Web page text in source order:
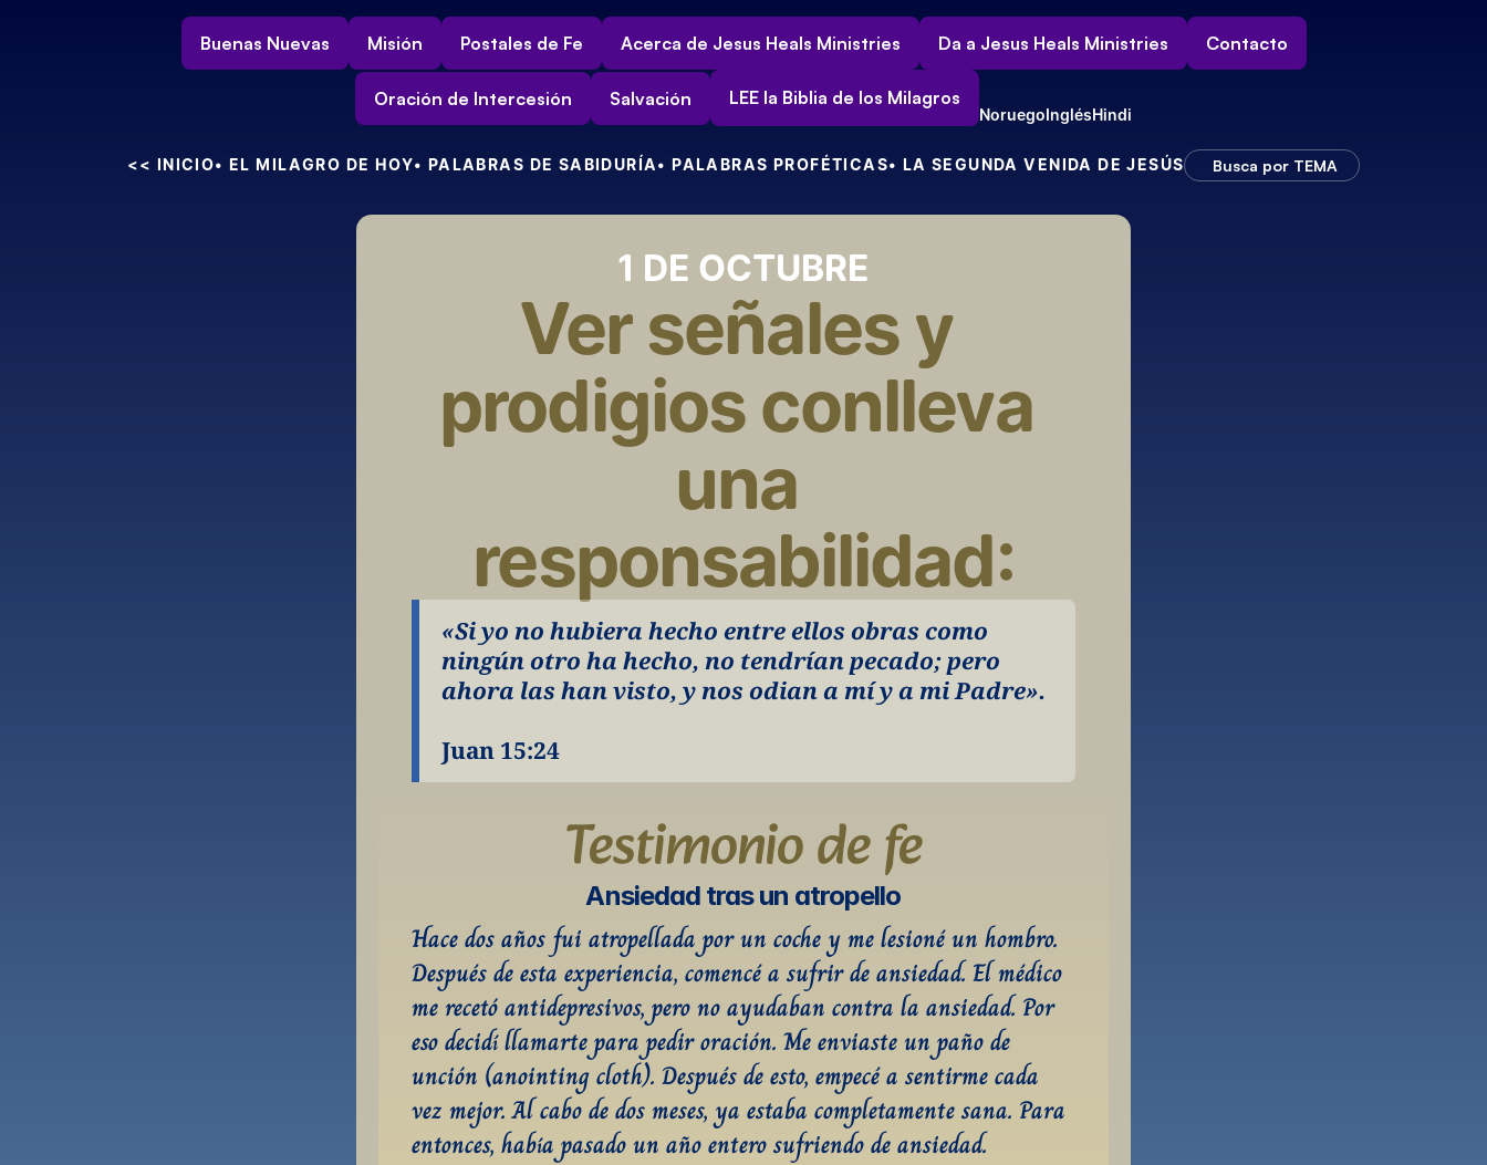
Buenas Nuevas Misión Postales de Fe Acerca de Jesus Heals Ministries Da a Jesus Heals Ministries Contacto
Oración de Intercesión Salvación LEE la Biblia de los Milagros
NoruegoInglésHindi
<< INICIO• EL MILAGRO DE HOY• PALABRAS DE SABIDURÍA• PALABRAS PROFÉTICAS• LA SEGUNDA VENIDA DE JESÚS Busca por TEMA
1 DE OCTUBRE
Ver señales y
prodigios conlleva
una
responsabilidad:
«Si yo no hubiera hecho entre ellos obras como
ningún otro ha hecho, no tendrían pecado; pero
ahora las han visto, y nos odian a mí y a mi Padre».
Juan 15:24
Testimonio de fe
Ansiedad tras un atropello
Hace dos años fui atropellada por un coche y me lesioné un hombro.
Después de esta experiencia, comencé a sufrir de ansiedad. El médico
me recetó antidepresivos, pero no ayudaban contra la ansiedad. Por
eso decidí llamarte para pedir oración. Me enviaste un paño de
unción (anointing cloth). Después de esto, empecé a sentirme cada
vez mejor. Al cabo de dos meses, ya estaba completamente sana. Para
entonces, había pasado un año entero sufriendo de ansiedad.